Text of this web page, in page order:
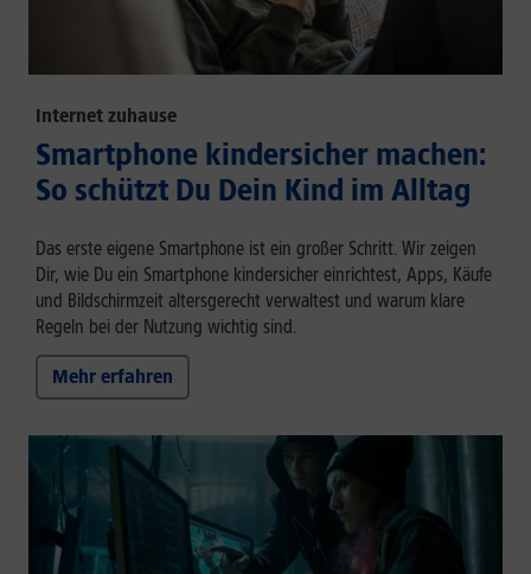
Internet zuhause
Smartphone kindersicher machen:
So schützt Du Dein Kind im Alltag
Das erste eigene Smartphone ist ein großer Schritt. Wir zeigen
Dir, wie Du ein Smartphone kindersicher einrichtest, Apps, Käufe
und Bildschirmzeit altersgerecht verwaltest und warum klare
Regeln bei der Nutzung wichtig sind.
Mehr erfahren